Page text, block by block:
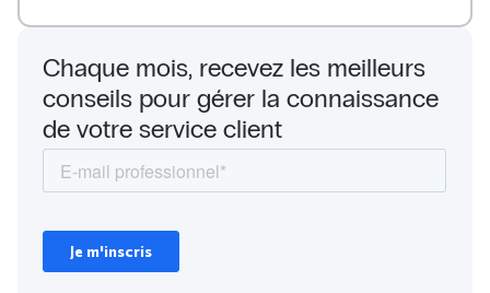
Chaque mois, recevez les meilleurs
conseils pour gérer la connaissance
de votre service client